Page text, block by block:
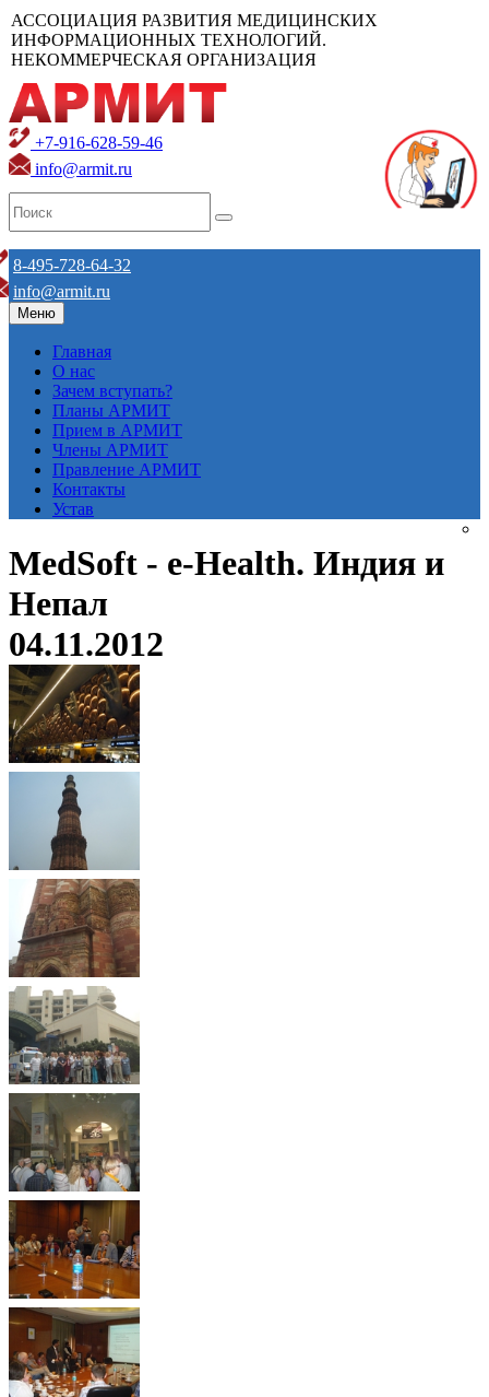
АССОЦИАЦИЯ РАЗВИТИЯ МЕДИЦИНСКИХ
ИНФОРМАЦИОННЫХ ТЕХНОЛОГИЙ.
НЕКОММЕРЧЕСКАЯ ОРГАНИЗАЦИЯ
+7-916-628-59-46
info@armit.ru
8-495-728-64-32
info@armit.ru
Меню
Главная
О нас
Зачем вступать?
Планы АРМИТ
Прием в АРМИТ
Члены АРМИТ
Правление АРМИТ
Контакты
Устав
MedSoft - e-Health. Индия и
Непал
04.11.2012